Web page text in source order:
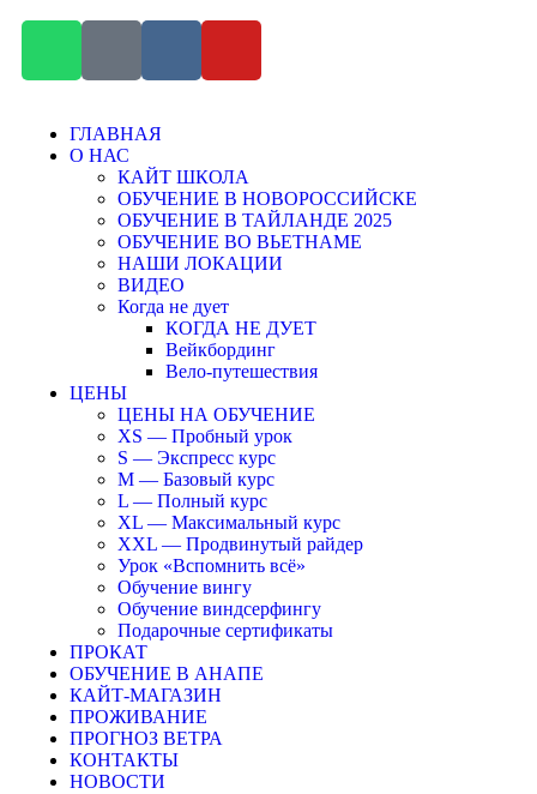
ГЛАВНАЯ
О НАС
КАЙТ ШКОЛА
ОБУЧЕНИЕ В НОВОРОССИЙСКЕ
ОБУЧЕНИЕ В ТАЙЛАНДЕ 2025
ОБУЧЕНИЕ ВО ВЬЕТНАМЕ
НАШИ ЛОКАЦИИ
ВИДЕО
Когда не дует
КОГДА НЕ ДУЕТ
Вейкбординг
Вело-путешествия
ЦЕНЫ
ЦЕНЫ НА ОБУЧЕНИЕ
XS — Пробный урок
S — Экспресс курс
M — Базовый курс
L — Полный курс
XL — Максимальный курс
XXL — Продвинутый райдер
Урок «Вспомнить всё»
Обучение вингу
Обучение виндсерфингу
Подарочные сертификаты
ПРОКАТ
ОБУЧЕНИЕ В АНАПЕ
КАЙТ-МАГАЗИН
ПРОЖИВАНИЕ
ПРОГНОЗ ВЕТРА
КОНТАКТЫ
НОВОСТИ